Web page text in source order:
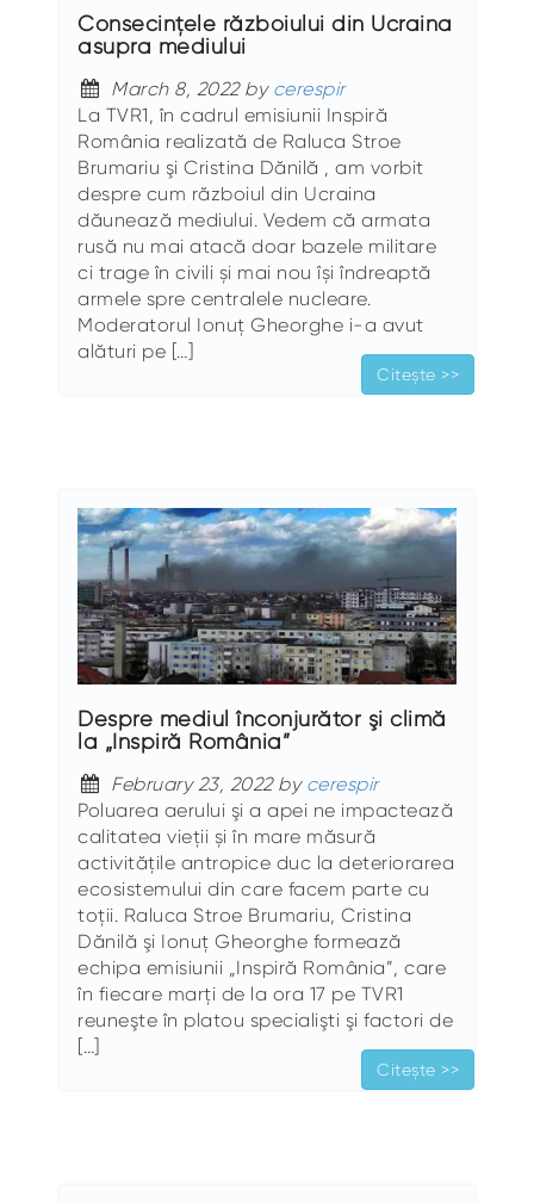
Consecinţele războiului din Ucraina
asupra mediului
March 8, 2022 by cerespir
La TVR1, în cadrul emisiunii Inspiră
România realizată de Raluca Stroe
Brumariu şi Cristina Dănilă , am vorbit
despre cum războiul din Ucraina
dăunează mediului. Vedem că armata
rusă nu mai atacă doar bazele militare
ci trage în civili și mai nou își îndreaptă
armele spre centralele nucleare.
Moderatorul Ionuţ Gheorghe i-a avut
alături pe […]
Citește >>
Despre mediul înconjurător şi climă
la „Inspiră România”
February 23, 2022 by cerespir
Poluarea aerului şi a apei ne impactează
calitatea vieții și în mare măsură
activitățile antropice duc la deteriorarea
ecosistemului din care facem parte cu
toții. Raluca Stroe Brumariu, Cristina
Dănilă şi Ionuţ Gheorghe formează
echipa emisiunii „Inspiră România”, care
în fiecare marți de la ora 17 pe TVR1
reuneşte în platou specialişti şi factori de
[…]
Citește >>